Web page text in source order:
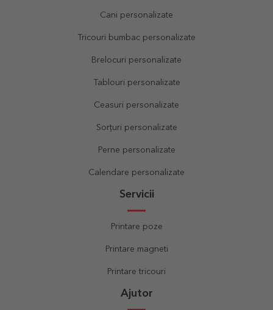
Cani personalizate
Tricouri bumbac personalizate
Brelocuri personalizate
Tablouri personalizate
Ceasuri personalizate
Sorțuri personalizate
Perne personalizate
Calendare personalizate
Servicii
Printare poze
Printare magneti
Printare tricouri
Ajutor